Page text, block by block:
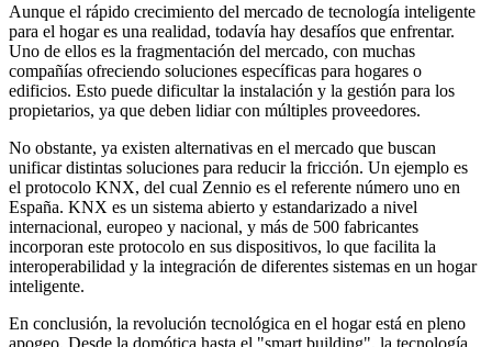
Aunque el rápido crecimiento del mercado de tecnología inteligente
para el hogar es una realidad, todavía hay desafíos que enfrentar.
Uno de ellos es la fragmentación del mercado, con muchas
compañías ofreciendo soluciones específicas para hogares o
edificios. Esto puede dificultar la instalación y la gestión para los
propietarios, ya que deben lidiar con múltiples proveedores.
No obstante, ya existen alternativas en el mercado que buscan
unificar distintas soluciones para reducir la fricción. Un ejemplo es
el protocolo KNX, del cual Zennio es el referente número uno en
España. KNX es un sistema abierto y estandarizado a nivel
internacional, europeo y nacional, y más de 500 fabricantes
incorporan este protocolo en sus dispositivos, lo que facilita la
interoperabilidad y la integración de diferentes sistemas en un hogar
inteligente.
En conclusión, la revolución tecnológica en el hogar está en pleno
apogeo. Desde la domótica hasta el "smart building", la tecnología